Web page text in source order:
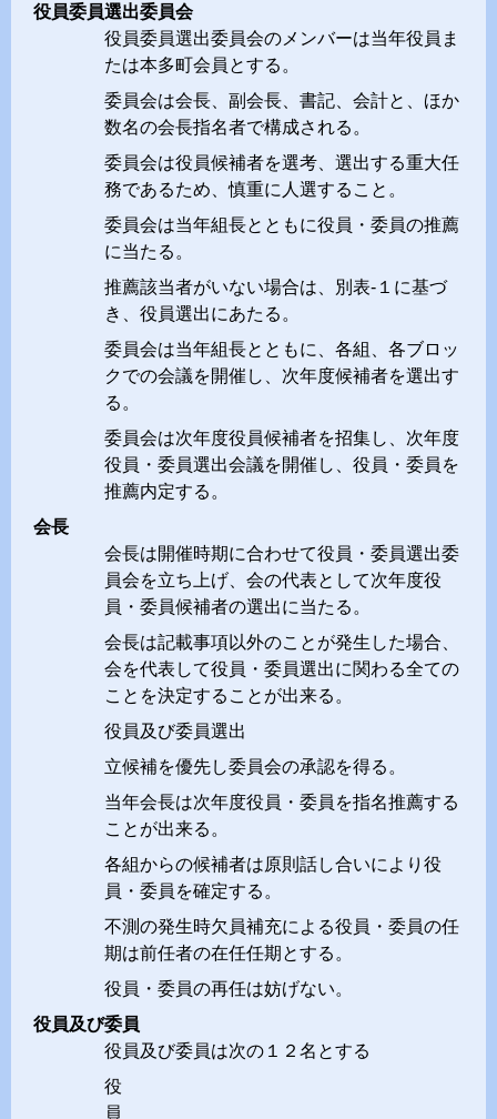
役員委員選出委員会
役員委員選出委員会のメンバーは当年役員ま
たは本多町会員とする。
委員会は会長、副会長、書記、会計と、ほか
数名の会長指名者で構成される。
委員会は役員候補者を選考、選出する重大任
務であるため、慎重に人選すること。
委員会は当年組長とともに役員・委員の推薦
に当たる。
推薦該当者がいない場合は、別表-１に基づ
き、役員選出にあたる。
委員会は当年組長とともに、各組、各ブロッ
クでの会議を開催し、次年度候補者を選出す
る。
委員会は次年度役員候補者を招集し、次年度
役員・委員選出会議を開催し、役員・委員を
推薦内定する。
会長
会長は開催時期に合わせて役員・委員選出委
員会を立ち上げ、会の代表として次年度役
員・委員候補者の選出に当たる。
会長は記載事項以外のことが発生した場合、
会を代表して役員・委員選出に関わる全ての
ことを決定することが出来る。
役員及び委員選出
立候補を優先し委員会の承認を得る。
当年会長は次年度役員・委員を指名推薦する
ことが出来る。
各組からの候補者は原則話し合いにより役
員・委員を確定する。
不測の発生時欠員補充による役員・委員の任
期は前任者の在任任期とする。
役員・委員の再任は妨げない。
役員及び委員
役員及び委員は次の１２名とする
役
員